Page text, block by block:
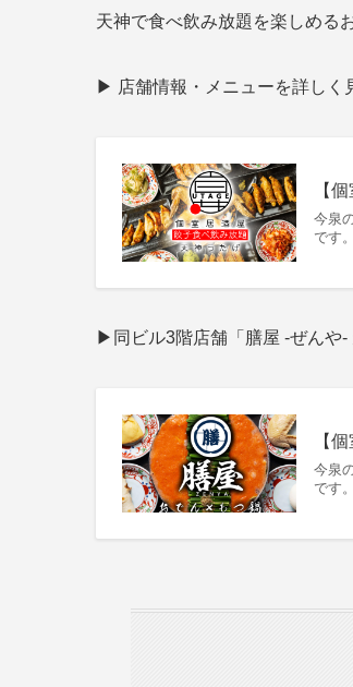
天神で食べ飲み放題を楽しめる
▶ 店舗情報・メニューを詳しく
【
今泉
です
▶同ビル3階店舗「膳屋 -ぜんや-
【
今泉
です